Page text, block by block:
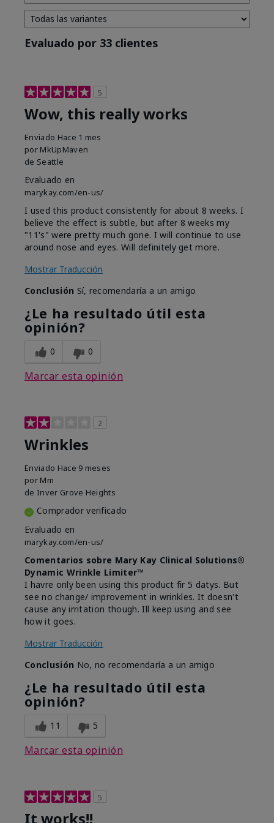
Evaluado por 33 clientes
5
Wow, this really works
Enviado Hace 1 mes
por MkUpMaven
de Seattle
Evaluado en
marykay.com/en-us/
I used this product consistently for about 8 weeks. I
believe the effect is subtle, but after 8 weeks my
"11's" were pretty much gone. I will continue to use
around nose and eyes. Will definitely get more.
Mostrar Traducción
Conclusión Sí, recomendaría a un amigo
¿Le ha resultado útil esta
opinión?
0 0
Marcar esta opinión
2
Wrinkles
Enviado Hace 9 meses
por Mm
de Inver Grove Heights
Comprador verificado
Evaluado en
marykay.com/en-us/
Comentarios sobre Mary Kay Clinical Solutions®
Dynamic Wrinkle Limiter™
I havre only been using this product fir 5 datys. But
see no change/ improvement in wrinkles. It doesn't
cause any irritation though. Ill keep using and see
how it goes.
Mostrar Traducción
Conclusión No, no recomendaría a un amigo
¿Le ha resultado útil esta
opinión?
11 5
Marcar esta opinión
5
It works!!